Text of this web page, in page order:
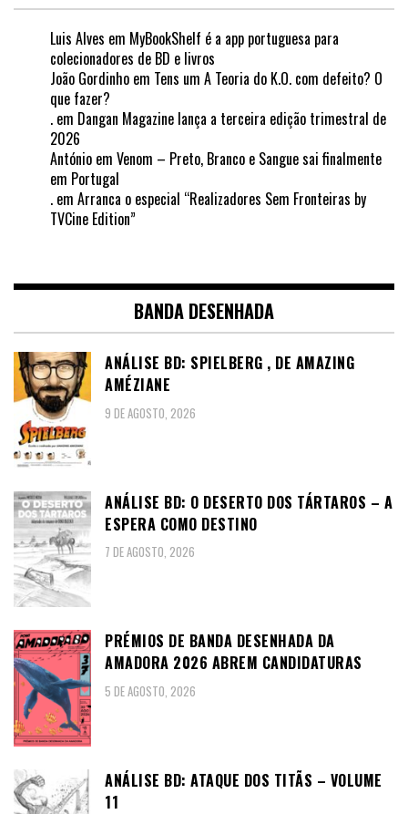
Luis Alves em MyBookShelf é a app portuguesa para
colecionadores de BD e livros
João Gordinho em Tens um A Teoria do K.O. com defeito? O
que fazer?
. em Dangan Magazine lança a terceira edição trimestral de
2026
António em Venom – Preto, Branco e Sangue sai finalmente
em Portugal
. em Arranca o especial “Realizadores Sem Fronteiras by
TVCine Edition”
BANDA DESENHADA
ANÁLISE BD: SPIELBERG , DE AMAZING
AMÉZIANE
9 DE AGOSTO, 2026
ANÁLISE BD: O DESERTO DOS TÁRTAROS – A
ESPERA COMO DESTINO
7 DE AGOSTO, 2026
PRÉMIOS DE BANDA DESENHADA DA
AMADORA 2026 ABREM CANDIDATURAS
5 DE AGOSTO, 2026
ANÁLISE BD: ATAQUE DOS TITÃS – VOLUME
11